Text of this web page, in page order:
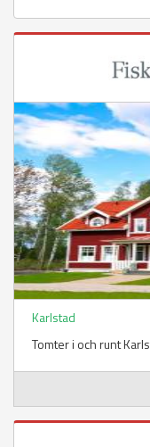
Karlstad
Tomter i och runt